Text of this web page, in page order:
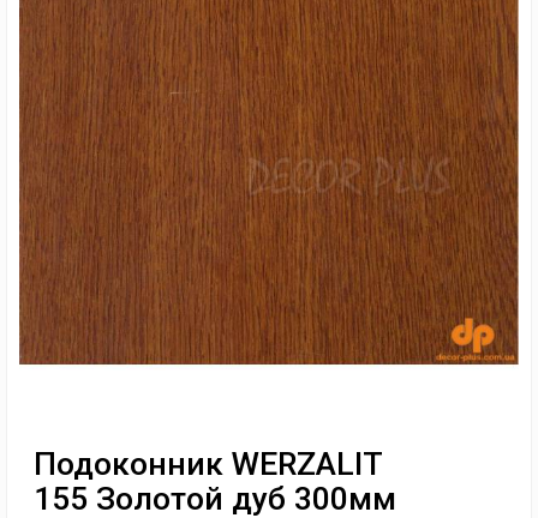
Подоконник WERZALIT
155 Золотой дуб 300мм